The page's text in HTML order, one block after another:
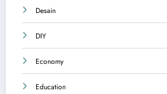
Desain
DIY
Economy
Education